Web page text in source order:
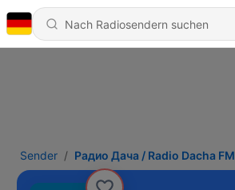
Sender Радио Дача / Radio Dacha FM